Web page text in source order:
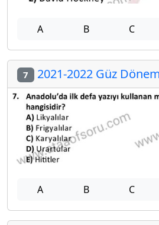
A B C
7 2021-2022 Güz
A B C